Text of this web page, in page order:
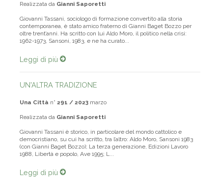
Realizzata da Gianni Saporetti
Giovanni Tassani, sociologo di formazione convertito alla storia
contemporanea, è stato amico fraterno di Gianni Baget Bozzo per
oltre trent’anni. Ha scritto con lui Aldo Moro, il politico nella crisi:
1962-1973, Sansoni, 1983, e ne ha curato...
Leggi di più
UN'ALTRA TRADIZIONE
Una Città n° 291 / 2023 marzo
Realizzata da Gianni Saporetti
Giovanni Tassani è storico, in particolare del mondo cattolico e
democristiano, su cui ha scritto, tra l’altro: Aldo Moro, Sansoni 1983
(con Gianni Baget Bozzo); La terza generazione, Edizioni Lavoro
1988, Libertà e popolo, Ave 1995; L...
Leggi di più